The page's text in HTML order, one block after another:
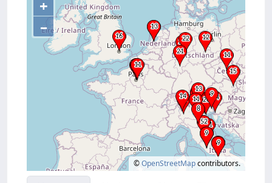
+
–
©OpenStreetMapcontributors.